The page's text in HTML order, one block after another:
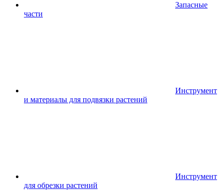
Запасные
части
Инструмент
и материалы для подвязки растений
Инструмент
для обрезки растений